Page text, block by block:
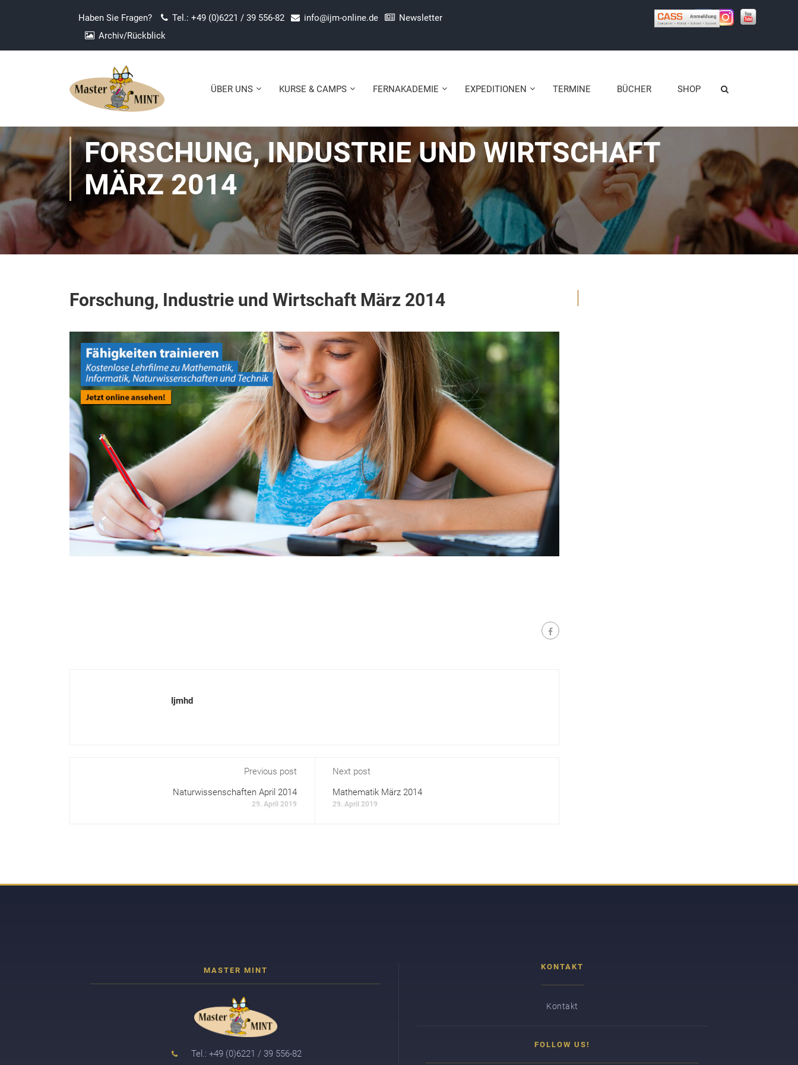
Haben Sie Fragen? Tel.: +49 (0)6221 / 39 556-82 info@ijm-online.de
Newsletter
Archiv/Rückblick
ÜBER UNS KURSE & CAMPS FERNAKADEMIE EXPEDITIONEN TERMINE BÜCHER SHOP
FORSCHUNG, INDUSTRIE UND WIRTSCHAFT
MÄRZ 2014
Forschung, Industrie und Wirtschaft März 2014
Ijmhd
Previous post
Naturwissenschaften April 2014
29. April 2019
Next post
Mathematik März 2014
29. April 2019
Tel.: +49 (0)6221 / 39 556-82
KONTAKT
Kontakt
FOLLOW US!